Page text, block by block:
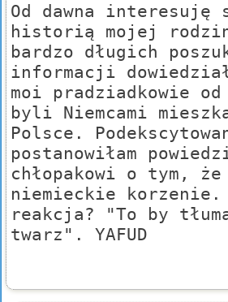
Od dawna interesuję
historią mojej
bardzo długich
informacji
moi pradziadkowie
byli Niemcami
Polsce.
postanowiłam
chłopakowi o tym, że
niemieckie korzenie.
reakcja? "To by
twarz". YAFUD